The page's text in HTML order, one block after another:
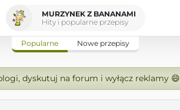
MURZYNEK Z BANANAMI
Hity i popularne przepisy
Popularne Nowe przepisy
dyskutuj na forum i wyłącz reklamy 😄